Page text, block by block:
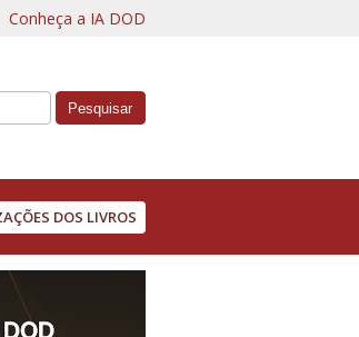
Conheça a IA DOD
DOS LIVROS